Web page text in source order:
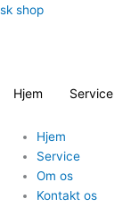
Gå
sk shop
Hjem Service
Hjem
Service
Om os
Kontakt os
Quantity